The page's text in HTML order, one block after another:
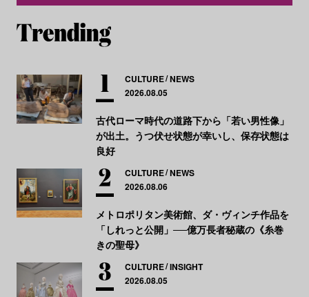
CULTURE NEWS
2026.08.05
古代ローマ時代の道路下から「若い男性像」
が出土。うつ伏せ状態が幸いし、保存状態は
良好
CULTURE NEWS
2026.08.06
メトロポリタン美術館、ダ・ヴィンチ作品を
「しれっと公開」──億万長者秘蔵の《糸巻
きの聖母》
CULTURE INSIGHT
2026.08.05